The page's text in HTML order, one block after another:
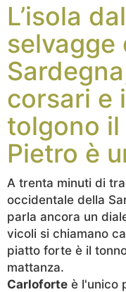
L’isola
selvagge
corsari e
tolgono il
Pietro è
A trenta minuti di
occidentale della
parla ancora un
vicoli si chiamano
piatto forte è il
mattanza.
Carloforte è l'unico